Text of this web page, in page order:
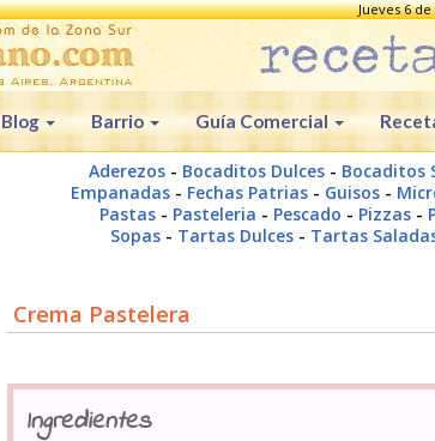
Jueves 6
Blog Barrio Guía Comercial
Aderezos - Bocaditos Dulces - Bocaditos
Empanadas - Fechas Patrias - Guisos -
Pastas- Pasteleria - Pescado - Pizzas-
Sopas - Tartas Dulces - Tartas
Crema Pastelera
Ingredientes